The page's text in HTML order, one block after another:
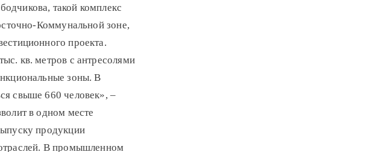
такой комплекс
Коммунальной зоне,
проекта.
кв. метров с антресолями
зоны. В
свыше 660 человек», –
в одном месте
продукции
В промышленном